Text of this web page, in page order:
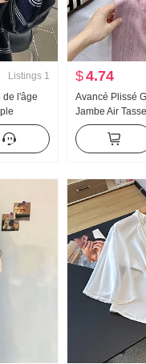
Listings 1
de l'âge
Col
en tricot
$4.74
Avancé Plissé
Jambe Air
Femme Été
Traîne
Pantalon